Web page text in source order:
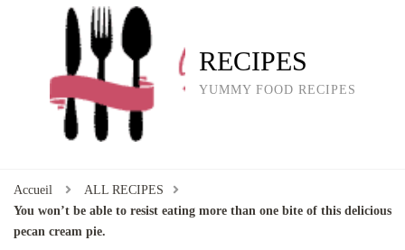
RECIPES
YUMMY FOOD RECIPES
Accueil
ALL RECIPES
You won’t be able to resist eating more than one bite of this delicious
pecan cream pie.